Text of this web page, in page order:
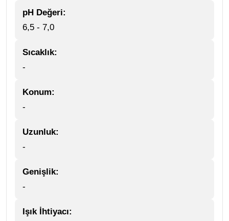
pH Değeri:
6,5 - 7,0
Sıcaklık:
-
Konum:
-
Uzunluk:
-
Genişlik:
-
Işık İhtiyacı: